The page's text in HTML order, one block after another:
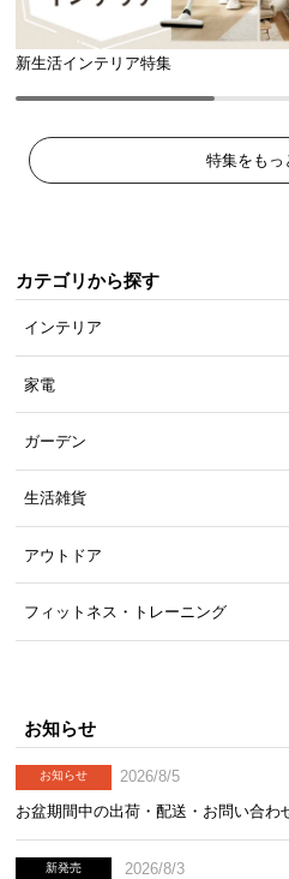
するフェルトが付属してい
安心して使える耐荷重
耐荷重は約50㎏。重たいも
新生活インテリア特集
特集をもっ
カテゴリから探す
インテリア
家電
ガーデン
生活雑貨
アウトドア
フィットネス・トレーニング
お知らせ
お知らせ
2026/8/5
お盆期間中の出荷・配送・お問い合わ
新発売
2026/8/3